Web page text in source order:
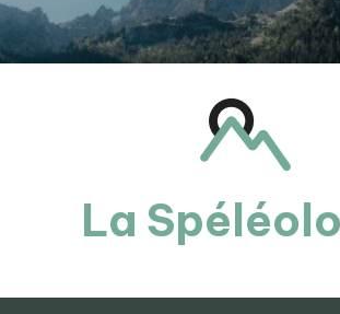
La